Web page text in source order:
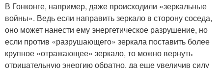
В Гонконге, например, даже происходили «зеркальные
войны». Ведь если направить зеркало в сторону соседа,
оно может нанести ему энергетическое разрушение, но
если против «разрушающего» зеркала поставить более
крупное «отражающее» зеркало, то можно вернуть
отрицательную энергию обратно, да еще увеличив силу